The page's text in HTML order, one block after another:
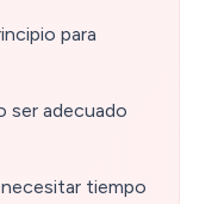
para
ser adecuado
tiempo